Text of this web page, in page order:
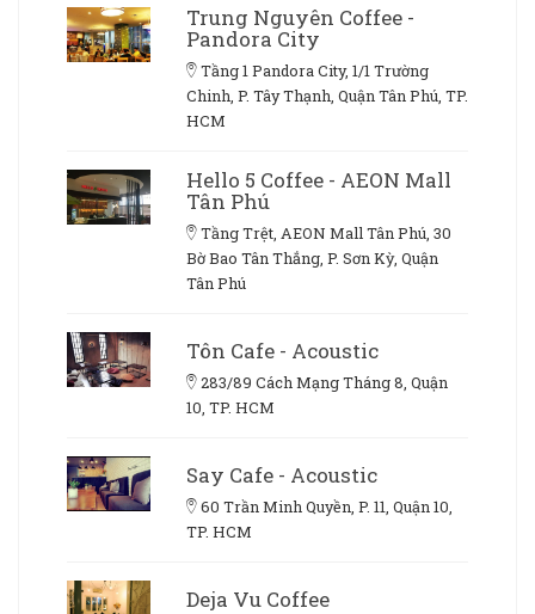
Trung Nguyên Coffee -
Pandora City
Tầng 1 Pandora City, 1/1 Trường
Chinh, P. Tây Thạnh, Quận Tân Phú, TP.
HCM
Hello 5 Coffee - AEON Mall
Tân Phú
Tầng Trệt, AEON Mall Tân Phú, 30
Bờ Bao Tân Thắng, P. Sơn Kỳ, Quận
Tân Phú
Tôn Cafe - Acoustic
283/89 Cách Mạng Tháng 8, Quận
10, TP. HCM
Say Cafe - Acoustic
60 Trần Minh Quyền, P. 11, Quận 10,
TP. HCM
Deja Vu Coffee